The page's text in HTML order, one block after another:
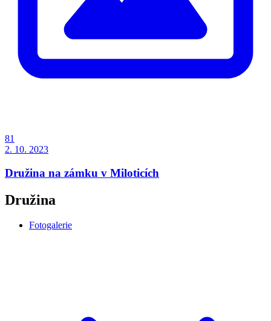
81
2. 10. 2023
Družina na zámku v Miloticích
Družina
Fotogalerie